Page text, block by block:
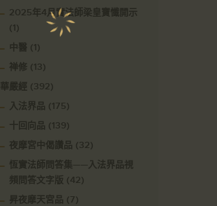
2025年4月實法師梁皇寶懺開示
(1)
中醫 (1)
禅修 (13)
華嚴經 (392)
入法界品 (175)
十回向品 (139)
夜摩宮中偈讚品 (32)
恆實法師問答集——入法界品視
頻問答文字版 (42)
昇夜摩天宮品 (7)